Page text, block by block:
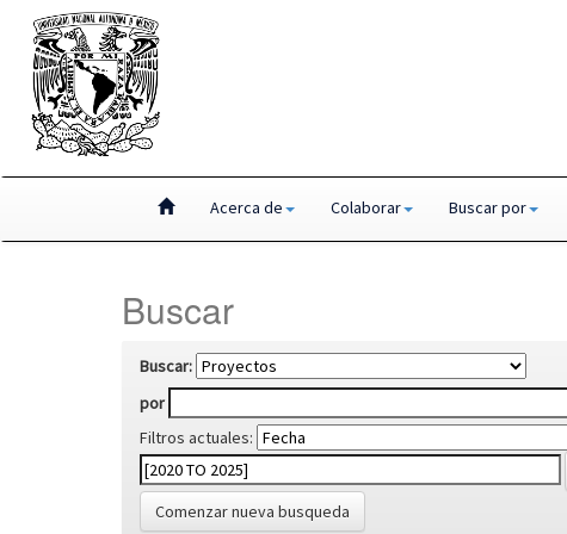
Acerca de Colaborar Buscar por
Buscar
Buscar:
por
Filtros actuales:
Comenzar nueva busqueda